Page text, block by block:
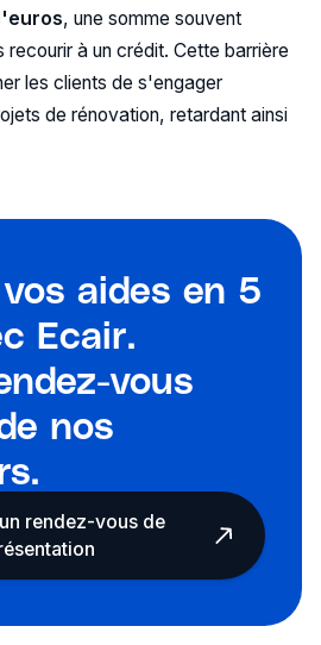
, une somme souvent
recourir à un crédit. Cette barrière
les clients de s'engager
de rénovation, retardant ainsi
aides en 5
Ecair.
vous
nos
rendez-vous de